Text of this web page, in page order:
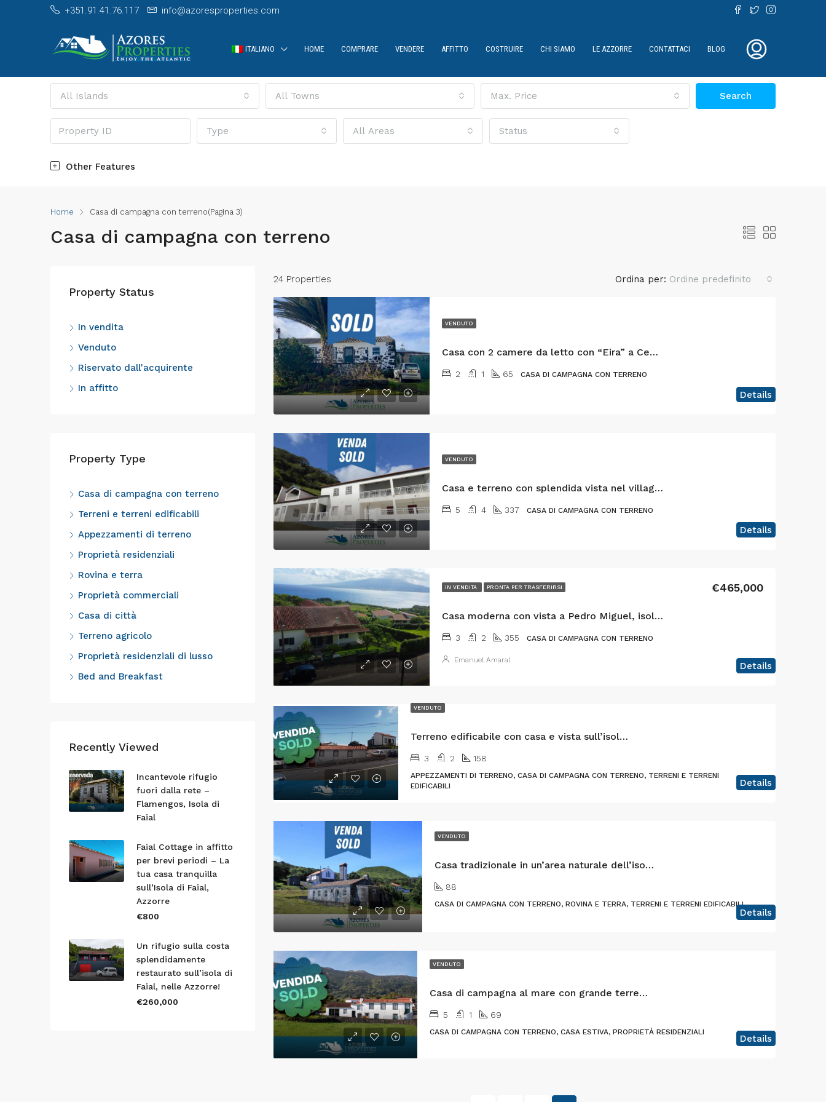
+351.91.41.76.117 info@azoresproperties.com
ITALIANO HOME COMPRARE VENDERE AFFITTO COSTRUIRE CHI SIAMO LE AZZORRE CONTATTACI BLOG
All Islands All Towns Max. Price Search
Type All Areas Status
Other Features
Home Casa di campagna con terreno(Pagina 3)
Casa di campagna con terreno
24 Properties Ordina per: Ordine predefinito
VENDUTO
Casa con 2 camere da letto con “Eira” a Cedros, isola di Faial
2 1 65 CASA DI CAMPAGNA CON TERRENO
Details
VENDUTO
Casa e terreno con splendida vista nel villaggio di Almoxarife, Isola di Faial
5 4 337 CASA DI CAMPAGNA CON TERRENO
Details
IN VENDITA PRONTA PER TRASFERIRSI
Casa moderna con vista a Pedro Miguel, isola di Faial
€465,000
3 2 355 CASA DI CAMPAGNA CON TERRENO
Details
Emanuel Amaral
VENDUTO
Terreno edificabile con casa e vista sull’isola di Faial
3 2 158
APPEZZAMENTI DI TERRENO, CASA DI CAMPAGNA CON TERRENO, TERRENI E TERRENI
EDIFICABILI
Details
VENDUTO
Casa tradizionale in un’area naturale dell’isola di Faial
88
CASA DI CAMPAGNA CON TERRENO, ROVINA E TERRA, TERRENI E TERRENI EDIFICABILI
Details
VENDUTO
Casa di campagna al mare con grande terreno nell’isola di Pico
5 1 69
CASA DI CAMPAGNA CON TERRENO, CASA ESTIVA, PROPRIETÀ RESIDENZIALI
Details
Property Status
In vendita
Venduto
Riservato dall'acquirente
In affitto
Property Type
Casa di campagna con terreno
Terreni e terreni edificabili
Appezzamenti di terreno
Proprietà residenziali
Rovina e terra
Proprietà commerciali
Casa di città
Terreno agricolo
Proprietà residenziali di lusso
Bed and Breakfast
Recently Viewed
Incantevole rifugio
fuori dalla rete –
Flamengos, Isola di
Faial
Faial Cottage in affitto
per brevi periodi – La
tua casa tranquilla
sull’Isola di Faial,
Azzorre
€800
Un rifugio sulla costa
splendidamente
restaurato sull’isola di
Faial, nelle Azzorre!
€260,000